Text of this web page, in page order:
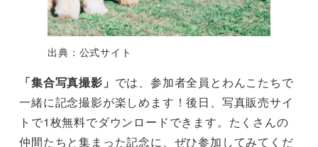
出典：公式サイト
「集合写真撮影」 では、参加者全員とわんこたちで
一緒に記念撮影が楽しめます！後日、写真販売サイ
トで1枚無料でダウンロードできます。たくさんの
仲間たちと集まった記念に、ぜひ参加してみてくだ